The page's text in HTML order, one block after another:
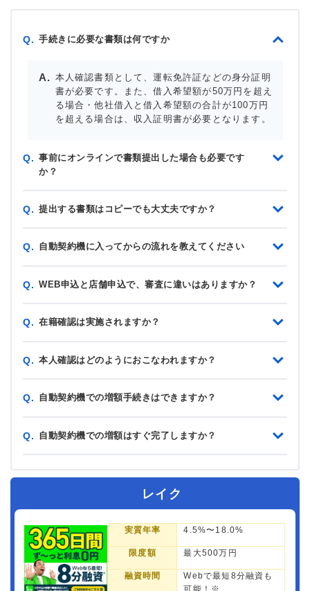
Q. 手続きに必要な書類は何ですか
本人確認書類として、運転免許証などの身分証明
書が必要です。また、借入希望額が50万円を超え
る場合・他社借入と借入希望額の合計が100万円
を超える場合は、収入証明書が必要となります。
Q. 事前にオンラインで書類提出した場合も必要です
か？
Q. 提出する書類はコピーでも大丈夫ですか？
Q. 自動契約機に入ってからの流れを教えてください
Q. WEB申込と店舗申込で、審査に違いはありますか？
Q. 在籍確認は実施されますか？
Q. 本人確認はどのようにおこなわれますか？
Q. 自動契約機での増額手続きはできますか？
Q. 自動契約機での増額はすぐ完了しますか？
レイク
実質年率 4.5%〜18.0%
限度額 最大500万円
融資時間
Webで最短8分融資も
可能！※